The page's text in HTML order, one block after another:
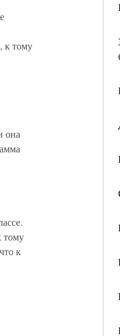
к тому
она
тому
к